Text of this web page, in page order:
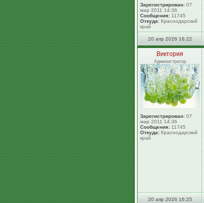
Зарегистрирован: 07
мар 2011 14:36
Сообщения: 11745
Откуда: Краснодарский
край
20 апр 2026 16:22
Виктория
Администратор
Зарегистрирован: 07
мар 2011 14:36
Сообщения: 11745
Откуда: Краснодарский
край
20 апр 2026 16:25